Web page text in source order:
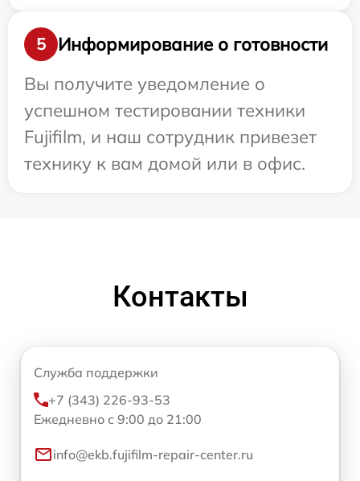
5
Информирование о готовности
Вы получите уведомление о
успешном тестировании техники
Fujifilm, и наш сотрудник привезет
технику к вам домой или в офис.
Контакты
Служба поддержки
+7 (343) 226-93-53
Ежедневно с 9:00 до 21:00
info@ekb.fujifilm-repair-center.ru